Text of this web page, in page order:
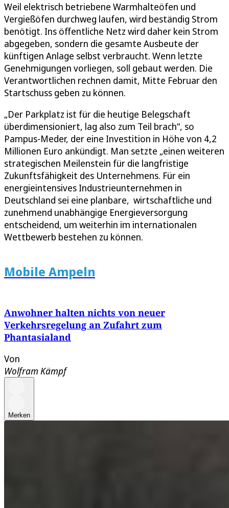
Weil elektrisch betriebene Warmhalteöfen und
Vergießöfen durchweg laufen, wird beständig Strom
benötigt. Ins öffentliche Netz wird daher kein Strom
abgegeben, sondern die gesamte Ausbeute der
künftigen Anlage selbst verbraucht. Wenn letzte
Genehmigungen vorliegen, soll gebaut werden. Die
Verantwortlichen rechnen damit, Mitte Februar den
Startschuss geben zu können.
„Der Parkplatz ist für die heutige Belegschaft
überdimensioniert, lag also zum Teil brach“, so
Pampus-Meder, der eine Investition in Höhe von 4,2
Millionen Euro ankündigt. Man setzte „einen weiteren
strategischen Meilenstein für die langfristige
Zukunftsfähigkeit des Unternehmens. Für ein
energieintensives Industrieunternehmen in
Deutschland sei eine planbare, wirtschaftliche und
zunehmend unabhängige Energieversorgung
entscheidend, um weiterhin im internationalen
Wettbewerb bestehen zu können.
Mobile Ampeln
Anwohner halten nichts von neuer
Verkehrsregelung an Zufahrt zum
Phantasialand
Von
Wolfram Kämpf
Merken